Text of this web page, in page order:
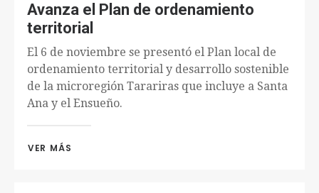
Avanza el Plan de ordenamiento
territorial
El 6 de noviembre se presentó el Plan local de
ordenamiento territorial y desarrollo sostenible
de la microregión Tarariras que incluye a Santa
Ana y el Ensueño.
VER MÁS